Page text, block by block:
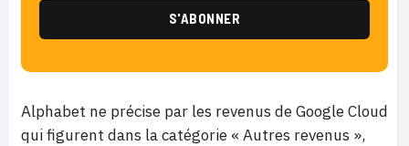
Alphabet ne précise par les revenus de Google Cloud
qui figurent dans la catégorie « Autres revenus »,